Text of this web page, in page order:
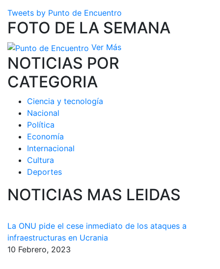
Tweets by Punto de Encuentro
FOTO DE LA SEMANA
Ver Más
NOTICIAS POR
CATEGORIA
Ciencia y tecnología
Nacional
Política
Economía
Internacional
Cultura
Deportes
NOTICIAS MAS LEIDAS
La ONU pide el cese inmediato de los ataques a
infraestructuras en Ucrania
10 Febrero, 2023